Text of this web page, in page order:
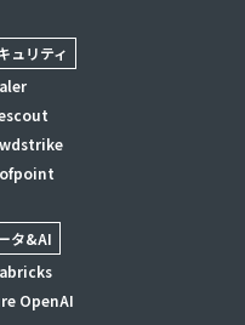
ュリティ
タ&AI
OpenAI